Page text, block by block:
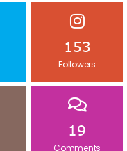
153
Followers
19
Comments